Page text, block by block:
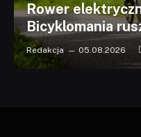
Rower
Bicyklomania
Redakcja 05.08.2026